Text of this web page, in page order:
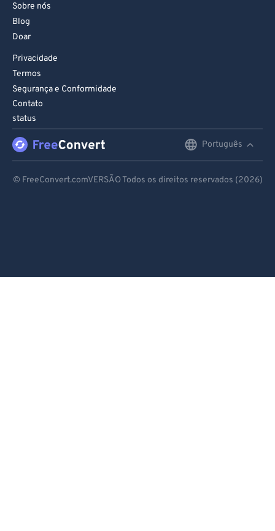
Sobre nós
Blog
Doar
Privacidade
Termos
Segurança e Conformidade
Contato
status
Português
© FreeConvert.comVERSÃO Todos os direitos reservados (2026)